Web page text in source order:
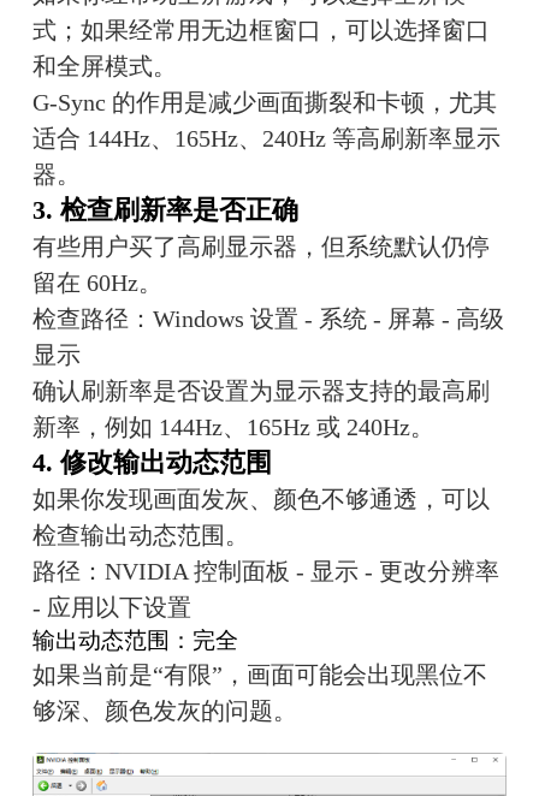
式；如果经常用无边框窗口，可以选择窗口
和全屏模式。
G-Sync 的作用是减少画面撕裂和卡顿，尤其
适合 144Hz、165Hz、240Hz 等高刷新率显示
器。
3. 检查刷新率是否正确
有些用户买了高刷显示器，但系统默认仍停
留在 60Hz。
检查路径：Windows 设置 - 系统 - 屏幕 - 高级
显示
确认刷新率是否设置为显示器支持的最高刷
新率，例如 144Hz、165Hz 或 240Hz。
4. 修改输出动态范围
如果你发现画面发灰、颜色不够通透，可以
检查输出动态范围。
路径：NVIDIA 控制面板 - 显示 - 更改分辨率
- 应用以下设置
输出动态范围：完全
如果当前是“有限”，画面可能会出现黑位不
够深、颜色发灰的问题。